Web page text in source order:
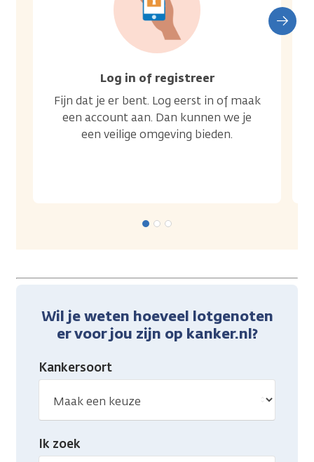
Log in of registreer
Fijn dat je er bent. Log eerst in of maak
een account aan. Dan kunnen we je
een veilige omgeving bieden.
Wil je weten hoeveel lotgenoten
er voor jou zijn op kanker.nl?
Kankersoort
Ik zoek